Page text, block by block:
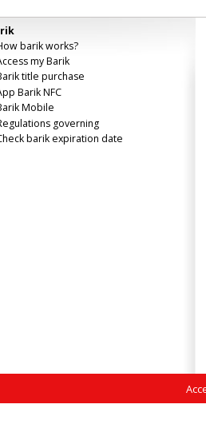
barik works?
my Barik
title purchase
Barik NFC
Mobile
governing
barik expiration date